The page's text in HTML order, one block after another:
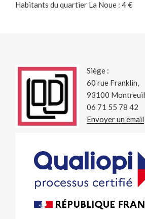
Habitants du quartier La Noue : 4 €
Siège :
60 rue Franklin,
93100 Montreuil
06 71 55 78 42
Envoyer un email